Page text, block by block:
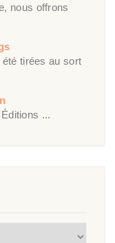
nous offrons
tirées au sort
...